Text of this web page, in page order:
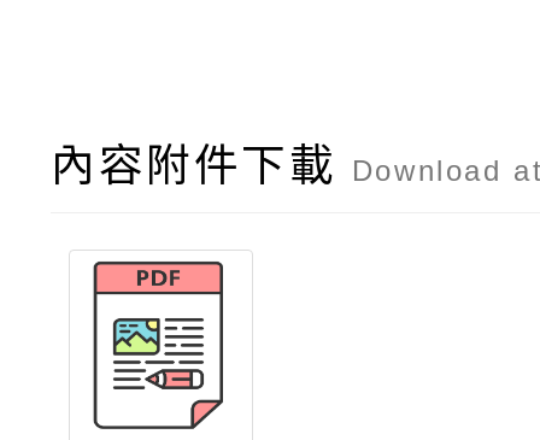
內容附件下載 Download